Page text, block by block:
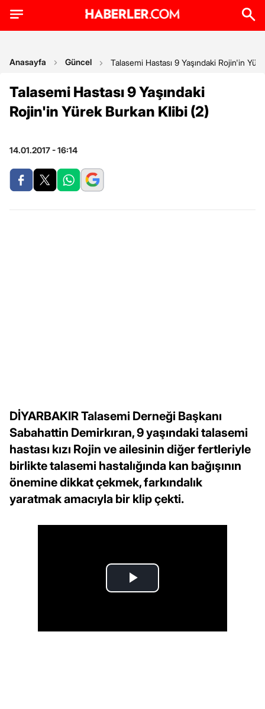
Anasayfa Güncel Talasemi Hastası 9 Yaşındaki Rojin'in
Talasemi Hastası 9 Yaşındaki
Rojin'in Yürek Burkan Klibi (2)
14.01.2017 - 16:14
DİYARBAKIR Talasemi Derneği Başkanı
Sabahattin Demirkıran, 9 yaşındaki talasemi
hastası kızı Rojin ve ailesinin diğer fertleriyle
birlikte talasemi hastalığında kan bağışının
önemine dikkat çekmek, farkındalık
yaratmak amacıyla bir klip çekti.